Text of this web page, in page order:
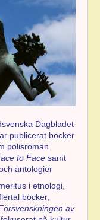
Dagbladet
publicerat böcker
polisroman
to Face samt
antologier
i etnologi,
böcker,
av